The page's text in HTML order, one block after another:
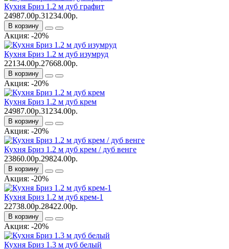
Кухня Бриз 1.2 м дуб графит
24987.00р.31234.00р.
В корзину
Акция: -20%
Кухня Бриз 1.2 м дуб изумруд
22134.00р.27668.00р.
В корзину
Акция: -20%
Кухня Бриз 1.2 м дуб крем
24987.00р.31234.00р.
В корзину
Акция: -20%
Кухня Бриз 1.2 м дуб крем / дуб венге
23860.00р.29824.00р.
В корзину
Акция: -20%
Кухня Бриз 1.2 м дуб крем-1
22738.00р.28422.00р.
В корзину
Акция: -20%
Кухня Бриз 1.3 м дуб белый